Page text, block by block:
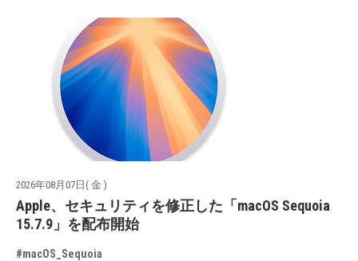
2026年08月07日( 金 )
Apple、セキュリティを修正した「macOS Sequoia
15.7.9」を配布開始
#macOS_Sequoia